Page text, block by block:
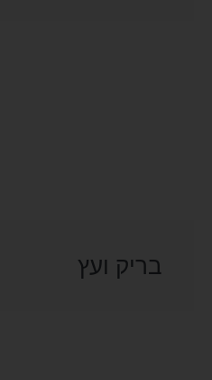
בריק ועץ